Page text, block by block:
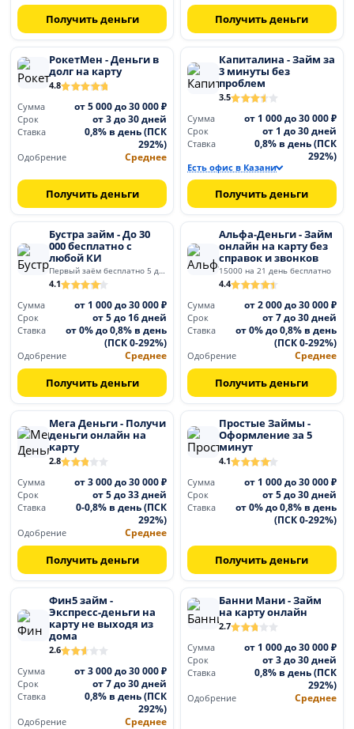
Получить деньги Получить деньги
РокетМен - Деньги в
долг на карту
4.8
Сумма
от 5 000 до 30 000 ₽
Срок от 3 до 30 дней
Ставка
0,8% в день (ПСК
292%)
Одобрение Среднее
Получить деньги
Капиталина - Займ за
3 минуты без
проблем
3.5
Сумма
от 1 000 до 30 000 ₽
Срок от 1 до 30 дней
Ставка
0,8% в день (ПСК
292%)
Есть офис в Казани
Получить деньги
Бустра займ - До 30
000 бесплатно с
любой КИ
Первый заём бесплатно 5 дней
4.1
Сумма
от 1 000 до 30 000 ₽
Срок от 5 до 16 дней
Ставка
от 0% до 0,8% в день
(ПСК 0-292%)
Одобрение Среднее
Получить деньги
Альфа-Деньги - Займ
онлайн на карту без
справок и звонков
15000 на 21 день бесплатно
4.4
Сумма
от 2 000 до 30 000 ₽
Срок от 7 до 30 дней
Ставка
от 0% до 0,8% в день
(ПСК 0-292%)
Одобрение Среднее
Получить деньги
Мега Деньги - Получи
деньги онлайн на
карту
2.8
Сумма
от 3 000 до 30 000 ₽
Срок от 5 до 33 дней
Ставка
0-0,8% в день (ПСК
292%)
Одобрение Среднее
Получить деньги
Простые Займы -
Оформление за 5
минут
4.1
Сумма
от 1 000 до 30 000 ₽
Срок от 5 до 30 дней
Ставка
от 0% до 0,8% в день
(ПСК 0-292%)
Получить деньги
Фин5 займ -
Экспресс-деньги на
карту не выходя из
дома
2.6
Сумма
от 3 000 до 30 000 ₽
Срок от 7 до 30 дней
Ставка
0,8% в день (ПСК
292%)
Одобрение Среднее
Банни Мани - Займ
на карту онлайн
2.7
Сумма
от 1 000 до 30 000 ₽
Срок от 3 до 30 дней
Ставка
0,8% в день (ПСК
292%)
Одобрение Среднее